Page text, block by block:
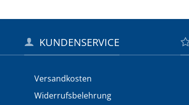
KUNDENSERVICE
Versandkosten
Widerrufs­belehrung